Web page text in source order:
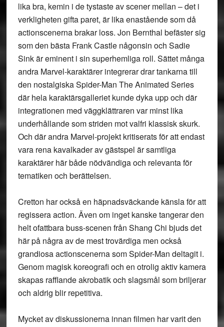
lika bra, kemin i de tystaste av scener mellan – det i
verkligheten gifta paret, är lika enastående som då
actionscenerna brakar loss. Jon Bernthal befäster sig
som den bästa Frank Castle någonsin och Sadie
Sink är eminent i sin superhemliga roll. Sättet många
andra Marvel-karaktärer integrerar drar tankarna till
den nostalgiska Spider-Man The Animated Series
där hela karaktärsgalleriet kunde dyka upp och där
integrationen med väggklättraren var minst lika
underhållande som striden mot valfri klassisk skurk.
Och där andra Marvel-projekt kritiserats för att endast
vara rena kavalkader av gästspel är samtliga
karaktärer här både nödvändiga och relevanta för
tematiken och berättelsen.
Cretton har också en häpnadsväckande känsla för att
regissera action. Även om inget kanske tangerar den
helt ofattbara buss-scenen från Shang Chi bjuds det
här på några av de mest trovärdiga men också
grandiosa actionscenerna som Spider-Man deltagit i.
Genom magisk koreografi och en otrolig aktiv kamera
skapas rafflande akrobatik och slagsmål som briljerar
och aldrig blir repetitiva.
Mycket av diskussionerna innan filmen har varit den